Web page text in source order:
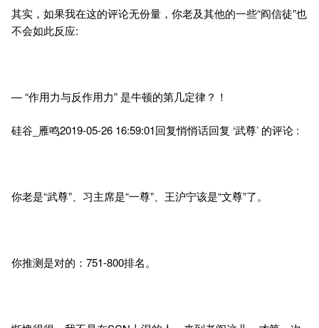
其实，如果我在这的评论无份量，你老及其他的一些“阎信徒”也
不会如此反应:
— “作用力与反作用力” 是牛顿的第几定律？！
硅谷_雁鸣2019-05-26 16:59:01回复悄悄话回复 ‘武尊’ 的评论 :
你老是“武尊”、习主席是“一尊”、王沪宁该是“文尊”了。
你推测是对的：751-800排名。